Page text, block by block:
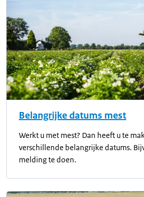
Belangrijke datums mest
Werkt u met mest? Dan heeft u te
verschillende belangrijke datums.
melding te doen.